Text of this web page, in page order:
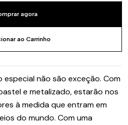
ao Carrinho
agora
especial não são exceção. Com
e metalizado, estarão nos
à medida que entram em
do mundo. Com uma